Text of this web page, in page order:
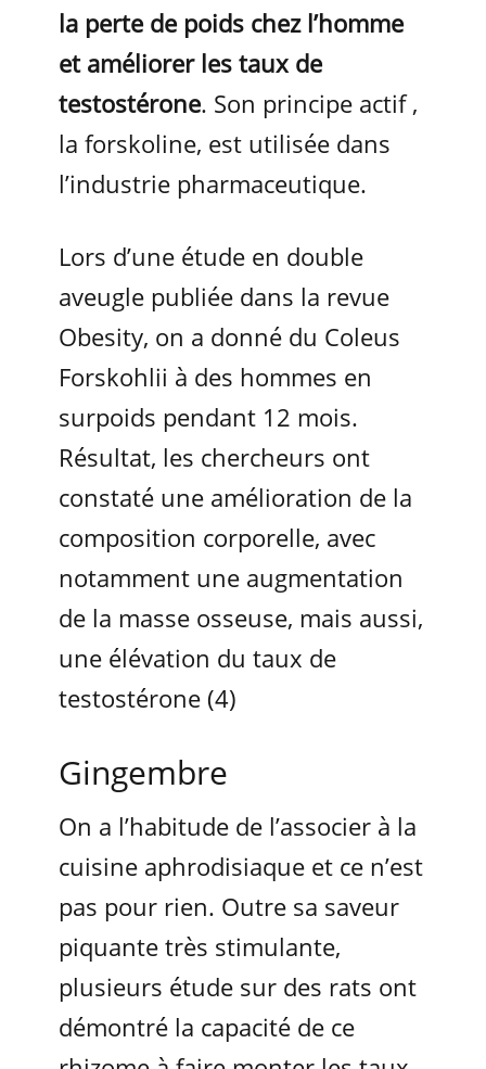
la perte de poids chez l’homme
et améliorer les taux de
testostérone. Son principe actif ,
la forskoline, est utilisée dans
l’industrie pharmaceutique.
Lors d’une étude en double
aveugle publiée dans la revue
Obesity, on a donné du Coleus
Forskohlii à des hommes en
surpoids pendant 12 mois.
Résultat, les chercheurs ont
constaté une amélioration de la
composition corporelle, avec
notamment une augmentation
de la masse osseuse, mais aussi,
une élévation du taux de
testostérone (4)
Gingembre
On a l’habitude de l’associer à la
cuisine aphrodisiaque et ce n’est
pas pour rien. Outre sa saveur
piquante très stimulante,
plusieurs étude sur des rats ont
démontré la capacité de ce